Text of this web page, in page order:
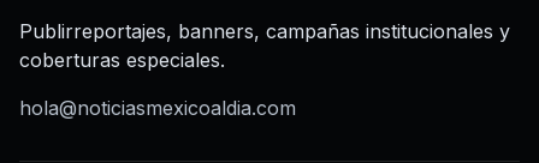
Publirreportajes, banners, campañas institucionales y
coberturas especiales.
hola@noticiasmexicoaldia.com